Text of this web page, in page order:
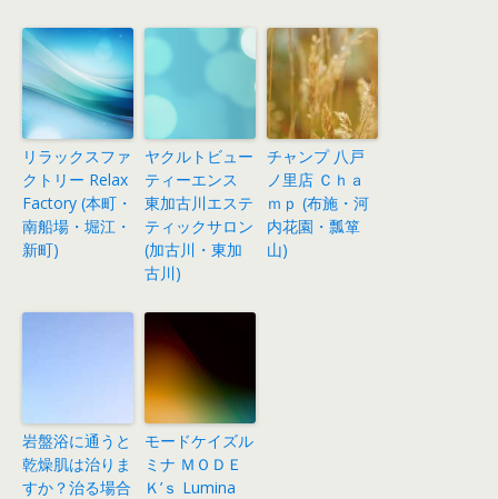
リラックスファ
クトリー Relax
Factory (本町・
南船場・堀江・
新町)
ヤクルトビュー
ティーエンス
東加古川エステ
ティックサロン
(加古川・東加
古川)
チャンプ 八戸
ノ里店 Ｃｈａ
ｍｐ (布施・河
内花園・瓢箪
山)
岩盤浴に通うと
乾燥肌は治りま
すか？治る場合
モードケイズル
ミナ ＭＯＤＥ
Ｋ’ｓ Lumina